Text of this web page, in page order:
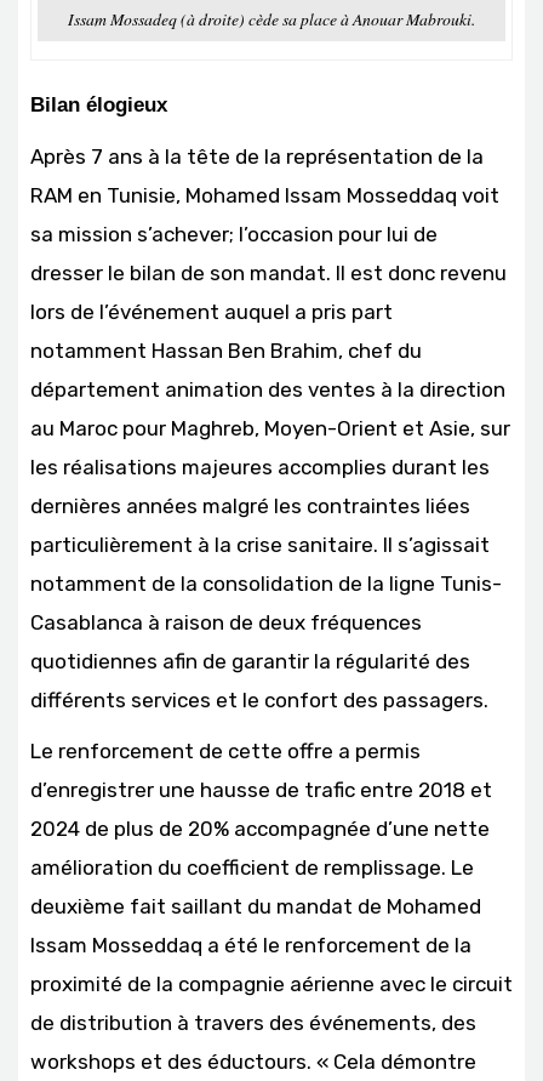
Issam Mossadeq (à droite) cède sa place à Anouar Mabrouki.
Bilan élogieux
Après 7 ans à la tête de la représentation de la
RAM en Tunisie, Mohamed Issam Mosseddaq voit
sa mission s’achever; l’occasion pour lui de
dresser le bilan de son mandat. Il est donc revenu
lors de l’événement auquel a pris part
notamment Hassan Ben Brahim, chef du
département animation des ventes à la direction
au Maroc pour Maghreb, Moyen-Orient et Asie, sur
les réalisations majeures accomplies durant les
dernières années malgré les contraintes liées
particulièrement à la crise sanitaire. Il s’agissait
notamment de la consolidation de la ligne Tunis-
Casablanca à raison de deux fréquences
quotidiennes afin de garantir la régularité des
différents services et le confort des passagers.
Le renforcement de cette offre a permis
d’enregistrer une hausse de trafic entre 2018 et
2024 de plus de 20% accompagnée d’une nette
amélioration du coefficient de remplissage. Le
deuxième fait saillant du mandat de Mohamed
Issam Mosseddaq a été le renforcement de la
proximité de la compagnie aérienne avec le circuit
de distribution à travers des événements, des
workshops et des éductours. « Cela démontre